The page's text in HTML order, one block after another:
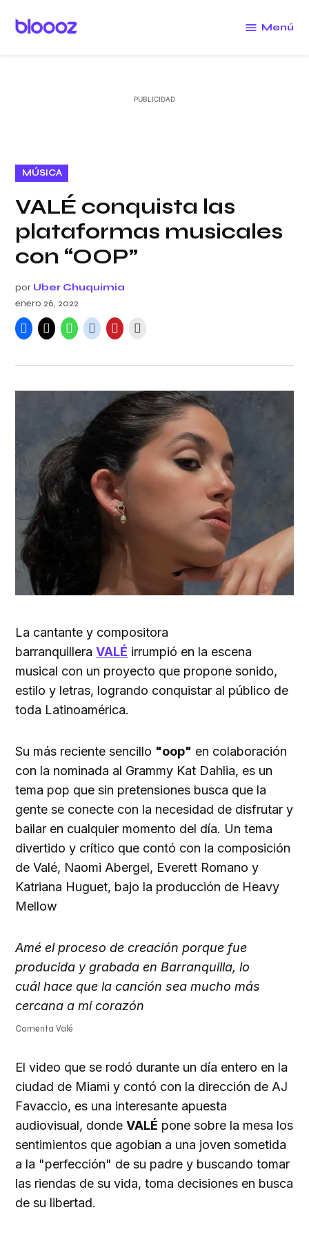
Menú
PUBLICADO
EN
MÚSICA
VALÉ conquista las
plataformas musicales
con “OOP”
por Uber Chuquimia
enero 26, 2022
La cantante y compositora
barranquilleraVALÉ irrumpió en la escena
musical con un proyecto que propone sonido,
estilo y letras, logrando conquistar al público de
toda Latinoamérica.
Su más reciente sencillo "oop" en colaboración
con la nominada al Grammy Kat Dahlia, es un
tema pop que sin pretensiones busca que la
gente se conecte con la necesidad de disfrutar y
bailar en cualquier momento del día. Un tema
divertido y crítico que contó con la composición
de Valé, Naomi Abergel, Everett Romano y
Katriana Huguet, bajo la producción de Heavy
Mellow
Amé el proceso de creación porque fue
producida y grabada en Barranquilla, lo
cuál hace que la canción sea mucho más
cercana a mi corazón
Comenta Valé
El video que se rodó durante un día entero en la
ciudad de Miami y contó con la dirección de AJ
Favaccio, es una interesante apuesta
audiovisual, dondeVALÉ pone sobre la mesa los
sentimientos que agobian a una joven sometida
a la "perfección" de su padre y buscando tomar
las riendas de su vida, toma decisiones en busca
de su libertad.